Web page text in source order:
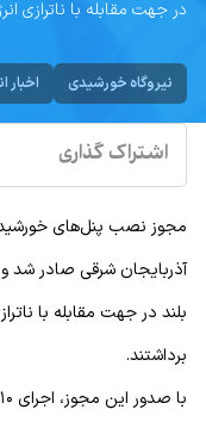
در جهت مقابله با ناترازی
نیروگاه خورشیدی
اشتراک گذاری
مجوز نصب پنل‌های
آذربایجان شرقی صادر شد
بلند در جهت مقابله با
برداشتند.